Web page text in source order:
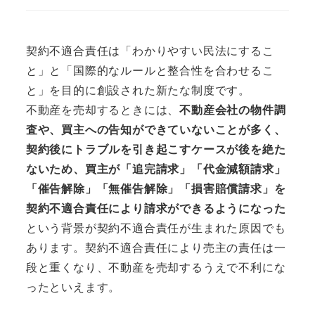
契約不適合責任は「わかりやすい民法にするこ
と」と「国際的なルールと整合性を合わせるこ
と」を目的に創設された新たな制度です。
不動産を売却するときには、不動産会社の物件調
査や、買主への告知ができていないことが多く、
契約後にトラブルを引き起こすケースが後を絶た
ないため、買主が「追完請求」「代金減額請求」
「催告解除」「無催告解除」「損害賠償請求」を
契約不適合責任により請求ができるようになった
という背景が契約不適合責任が生まれた原因でも
あります。契約不適合責任により売主の責任は一
段と重くなり、不動産を売却するうえで不利にな
ったといえます。